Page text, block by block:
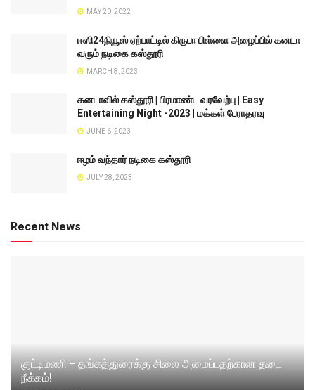
MAY 20, 2022
ஈஸி24நியூஸ் ஏற்பாட்டில் கிருபா பிள்ளை அழைப்பில் கனடா
வரும் நடிகை கஸ்தூரி
MARCH 8, 2023
கனடாவில் கஸ்தூரி | பிரமாண்ட வரவேற்பு | Easy
Entertaining Night -2023 | மக்கள் பேராதரவு
JUNE 6, 2023
ஈழம் வந்தார் நடிகை கஸ்தூரி
JULY 28, 2023
Recent News
குட்டிமணி – தங்கத்துரைக்கு சிலை அமைப்பதற்கான தடை
நீக்கம்!